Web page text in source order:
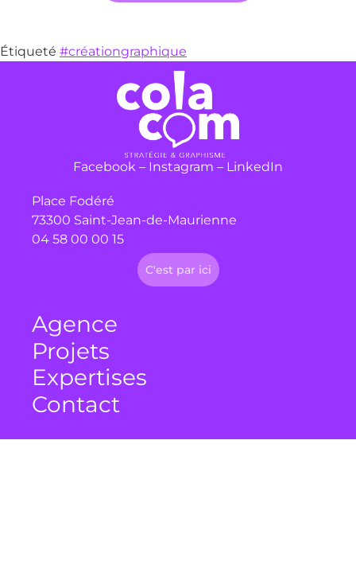
Étiqueté #créationgraphique
C'est par ici
Facebook – Instagram – LinkedIn
Place Fodéré
73300 Saint-Jean-de-Maurienne
04 58 00 00 15
Agence
Projets
Expertises
Contact